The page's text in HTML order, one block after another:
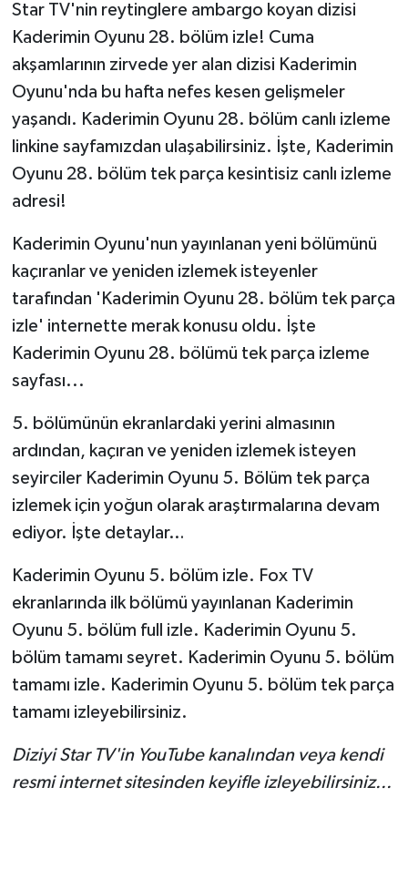
Star TV'nin reytinglere ambargo koyan dizisi
Kaderimin Oyunu 28. bölüm izle! Cuma
akşamlarının zirvede yer alan dizisi Kaderimin
Oyunu'nda bu hafta nefes kesen gelişmeler
yaşandı. Kaderimin Oyunu 28. bölüm canlı izleme
linkine sayfamızdan ulaşabilirsiniz. İşte, Kaderimin
Oyunu 28. bölüm tek parça kesintisiz canlı izleme
adresi!
Kaderimin Oyunu'nun yayınlanan yeni bölümünü
kaçıranlar ve yeniden izlemek isteyenler
tarafından 'Kaderimin Oyunu 28. bölüm tek parça
izle' internette merak konusu oldu. İşte
Kaderimin Oyunu 28. bölümü tek parça izleme
sayfası...
5. bölümünün ekranlardaki yerini almasının
ardından, kaçıran ve yeniden izlemek isteyen
seyirciler Kaderimin Oyunu 5. Bölüm tek parça
izlemek için yoğun olarak araştırmalarına devam
ediyor. İşte detaylar…
Kaderimin Oyunu 5. bölüm izle. Fox TV
ekranlarında ilk bölümü yayınlanan Kaderimin
Oyunu 5. bölüm full izle. Kaderimin Oyunu 5.
bölüm tamamı seyret. Kaderimin Oyunu 5. bölüm
tamamı izle. Kaderimin Oyunu 5. bölüm tek parça
tamamı izleyebilirsiniz.
Diziyi Star TV'in YouTube kanalından veya kendi
resmi internet sitesinden keyifle izleyebilirsiniz...